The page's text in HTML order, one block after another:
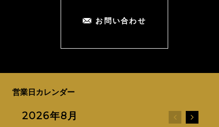
営業日カレンダー
2026年8月
お問い合わせ